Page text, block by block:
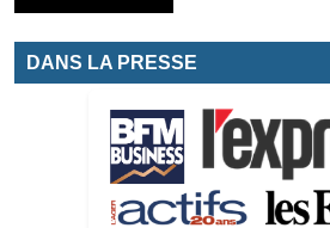
DANS LA PRESSE